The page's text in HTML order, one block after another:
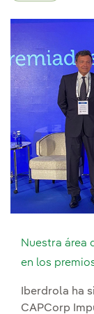
Nuestra área
en los
Iberdrola ha
CAPCorp